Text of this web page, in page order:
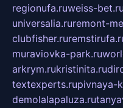
regionufa.ruweiss-bet.ru
universalia.ruremont-
clubfisher.ru
muraviovka-park.ru
arkrym.rukristinita.ru
textexperts.rupivnaya-
demolalapaluza.ru